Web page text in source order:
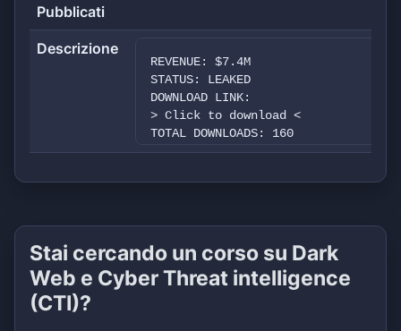
Pubblicati
Descrizione
REVENUE: $7.4M
STATUS: LEAKED
DOWNLOAD LINK:
> Click to download <
TOTAL DOWNLOADS: 160
COMPANY INFO:
serving the Mid-Atlantic States
Stai cercando un corso su Dark
Web e Cyber Threat intelligence
(CTI)?